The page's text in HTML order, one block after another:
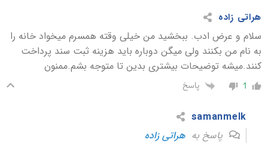
هراتی زاده
سلام و عرض ادب. ببخشید من خیلی وقته همسرم میخواد خانه را
به نام من بکنند ولی میگن دوباره باید هزینه ثبت سند پرداخت
کنند.میشه توضیحات بیشتری بدین تا متوجه بشم.ممنون
1 پاسخ
samanmelk
پاسخ به هراتی زاده